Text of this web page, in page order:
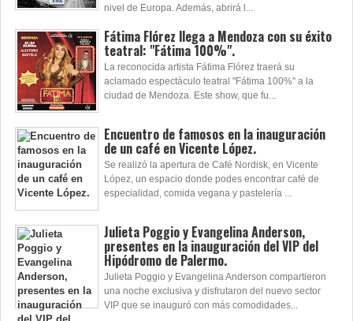
nivel de Europa. Además, abrirá l...
Fátima Flórez llega a Mendoza con su éxito
teatral: "Fátima 100%".
La reconocida artista Fátima Flórez traerá su
aclamado espectáculo teatral "Fátima 100%" a la
ciudad de Mendoza. Este show, que fu...
Encuentro de famosos en la inauguración
de un café en Vicente López.
Se realizó la apertura de Café Nordisk, en Vicente
López, un espacio donde podes encontrar café de
especialidad, comida vegana y pastelería ...
Julieta Poggio y Evangelina Anderson,
presentes en la inauguración del VIP del
Hipódromo de Palermo.
Julieta Poggio y Evangelina Anderson compartieron
una noche exclusiva y disfrutaron del nuevo sector
VIP que se inauguró con más comodidades...